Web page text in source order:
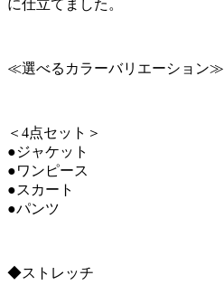
に仕立てました。
≪選べるカラーバリエーション≫
＜4点セット＞
●ジャケット
●ワンピース
●スカート
●パンツ
◆ストレッチ